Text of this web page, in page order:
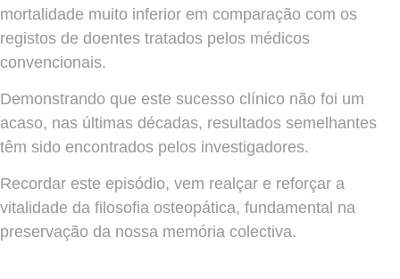
mortalidade muito inferior em comparação com os
registos de doentes tratados pelos médicos
convencionais.
Demonstrando que este sucesso clínico não foi um
acaso, nas últimas décadas, resultados semelhantes
têm sido encontrados pelos investigadores.
Recordar este episódio, vem realçar e reforçar a
vitalidade da filosofia osteopática, fundamental na
preservação da nossa memória colectiva.